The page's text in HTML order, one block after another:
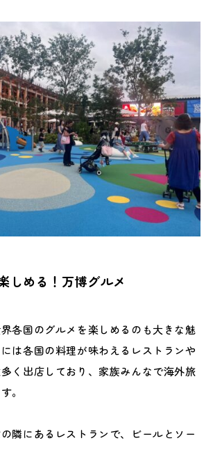
しめる！万博グルメ
各国のグルメを楽しめるのも大きな魅
は各国の料理が味わえるレストランや
く出店しており、家族みんなで海外旅
。
隣にあるレストランで、ビールとソー